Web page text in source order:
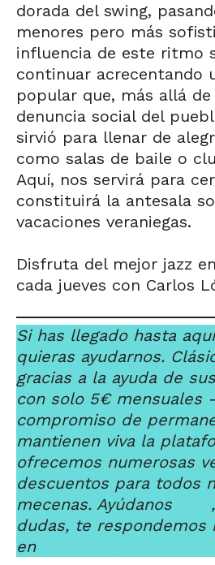
dorada del swing,
menores pero más
influencia de este ritmo
continuar acrecentando
popular que, más allá
denuncia social del
sirvió para llenar de
como salas de baile o
Aquí, nos servirá para
constituirá la antesala
vacaciones veraniegas.
Disfruta del mejor jazz
cada jueves con Carlos
Si has llegado hasta
quieras ayudarnos.
gracias a la ayuda de
con solo 5€ mensuales
compromiso de
mantienen viva la
ofrecemos numerosas
descuentos para todos
mecenas. Ayúdanos
dudas, te respondemos
en